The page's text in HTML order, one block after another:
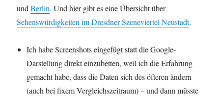
undBerlin. Und hier gibt es eine Übersicht über
Sehenswürdigkeiten im Dresdner Szeneviertel Neustadt.
Ich habe Screenshots eingefügt statt die Google-
Darstellung direkt einzubetten, weil ich die Erfahrung
gemacht habe, dass die Daten sich des öfteren ändern
(auch bei fixem Vergleichszeitraum) – und dann müsste